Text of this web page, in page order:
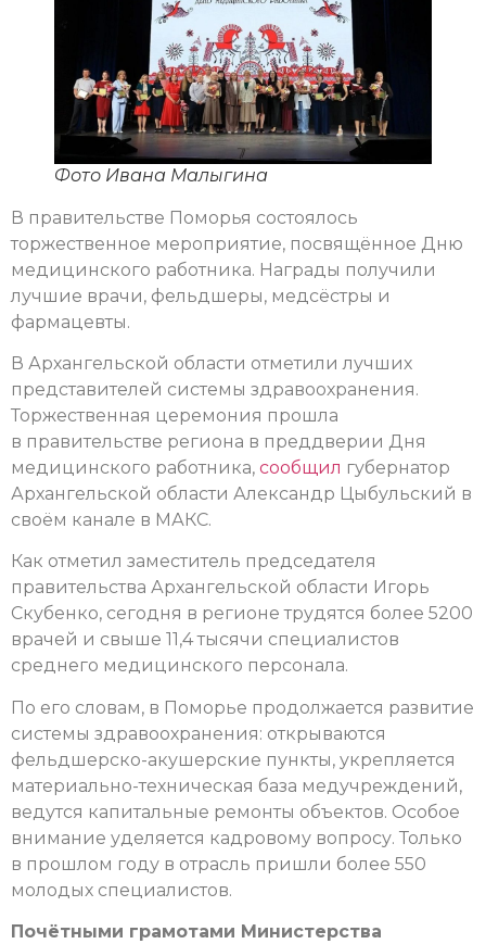
Фото Ивана Малыгина
В правительстве Поморья состоялось
торжественное мероприятие, посвящённое Дню
медицинского работника. Награды получили
лучшие врачи, фельдшеры, медсёстры и
фармацевты.
В Архангельской области отметили лучших
представителей системы здравоохранения.
Торжественная церемония прошла
в правительстве региона в преддверии Дня
медицинского работника, сообщил губернатор
Архангельской области Александр Цыбульский в
своём канале в МАКС.
Как отметил заместитель председателя
правительства Архангельской области Игорь
Скубенко, сегодня в регионе трудятся более 5200
врачей и свыше 11,4 тысячи специалистов
среднего медицинского персонала.
По его словам, в Поморье продолжается развитие
системы здравоохранения: открываются
фельдшерско-акушерские пункты, укрепляется
материально-техническая база медучреждений,
ведутся капитальные ремонты объектов. Особое
внимание уделяется кадровому вопросу. Только
в прошлом году в отрасль пришли более 550
молодых специалистов.
Почётными грамотами Министерства